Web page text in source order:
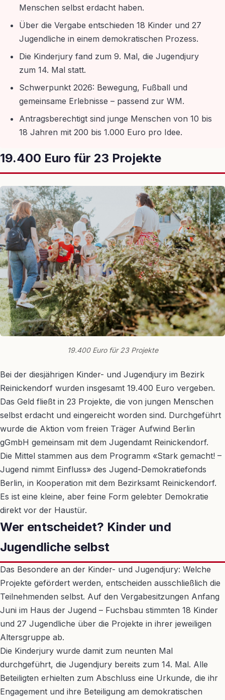
Menschen selbst erdacht haben.
Über die Vergabe entschieden 18 Kinder und 27
Jugendliche in einem demokratischen Prozess.
Die Kinderjury fand zum 9. Mal, die Jugendjury
zum 14. Mal statt.
Schwerpunkt 2026: Bewegung, Fußball und
gemeinsame Erlebnisse – passend zur WM.
Antragsberechtigt sind junge Menschen von 10 bis
18 Jahren mit 200 bis 1.000 Euro pro Idee.
19.400 Euro für 23 Projekte
19.400 Euro für 23 Projekte
Bei der diesjährigen Kinder- und Jugendjury im Bezirk
Reinickendorf wurden insgesamt 19.400 Euro vergeben.
Das Geld fließt in 23 Projekte, die von jungen Menschen
selbst erdacht und eingereicht worden sind. Durchgeführt
wurde die Aktion vom freien Träger Aufwind Berlin
gGmbH gemeinsam mit dem Jugendamt Reinickendorf.
Die Mittel stammen aus dem Programm «Stark gemacht! –
Jugend nimmt Einfluss» des Jugend-Demokratiefonds
Berlin, in Kooperation mit dem Bezirksamt Reinickendorf.
Es ist eine kleine, aber feine Form gelebter Demokratie
direkt vor der Haustür.
Wer entscheidet? Kinder und
Jugendliche selbst
Das Besondere an der Kinder- und Jugendjury: Welche
Projekte gefördert werden, entscheiden ausschließlich die
Teilnehmenden selbst. Auf den Vergabesitzungen Anfang
Juni im Haus der Jugend – Fuchsbau stimmten 18 Kinder
und 27 Jugendliche über die Projekte in ihrer jeweiligen
Altersgruppe ab.
Die Kinderjury wurde damit zum neunten Mal
durchgeführt, die Jugendjury bereits zum 14. Mal. Alle
Beteiligten erhielten zum Abschluss eine Urkunde, die ihr
Engagement und ihre Beteiligung am demokratischen